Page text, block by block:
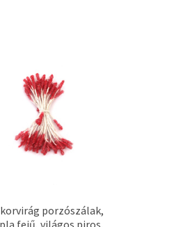
porzószálak,
fejű, világos piros,